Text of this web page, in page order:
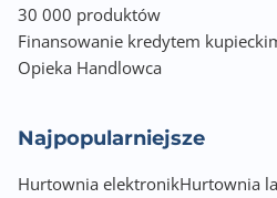
30 000 produktów
Finansowanie kredytem
Opieka Handlowca
Najpopularniejsze
Hurtownia elektronikHurtownia